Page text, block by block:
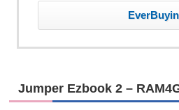
Jumper Ezbook 2 –